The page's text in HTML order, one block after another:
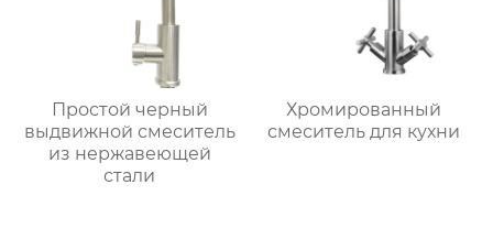
Простой черный
выдвижной смеситель
из нержавеющей
стали
Хромированный
смеситель для кухни